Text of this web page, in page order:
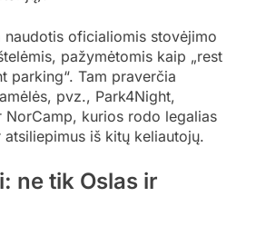
naudotis oficialiomis stovėjimo
pažymėtomis kaip „rest
parking“. Tam praverčia
pvz., Park4Night,
NorCamp, kurios rodo legalias
iš kitų keliautojų.
ne tik Oslas ir